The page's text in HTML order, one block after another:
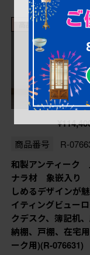
高品質リペア済み品
売り切
商品番号 R-
和製アンティーク
ナラ材 象嵌入り
しめるデザインが
イティングビュー
クデスク、簿記机
納棚、戸棚、在宅
ーク用)(R-076631)